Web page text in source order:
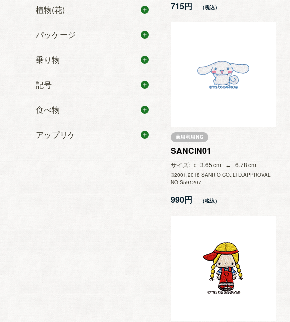
植物(花)
パッケージ
乗り物
記号
食べ物
アップリケ
715円
SANCIN01
サイズ 3.65 6.78
©2001,2018 SANRIO CO.,LTD.APPROVAL
NO.S591207
990円